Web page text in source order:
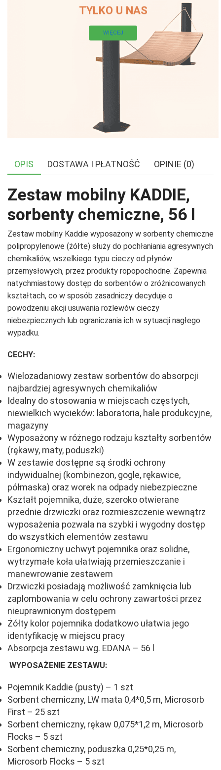
TYLKO U NAS
WIĘCEJ
OPIS DOSTAWA I PŁATNOŚĆ OPINIE (0)
Zestaw mobilny KADDIE,
sorbenty chemiczne, 56 l
Zestaw mobilny Kaddie wyposażony w sorbenty chemiczne
polipropylenowe (żółte) służy do pochłaniania agresywnych
chemikaliów, wszelkiego typu cieczy od płynów
przemysłowych, przez produkty ropopochodne. Zapewnia
natychmiastowy dostęp do sorbentów o zróżnicowanych
kształtach, co w sposób zasadniczy decyduje o
powodzeniu akcji usuwania rozlewów cieczy
niebezpiecznych lub ograniczania ich w sytuacji nagłego
wypadku.
CECHY:
Wielozadaniowy zestaw sorbentów do absorpcji
najbardziej agresywnych chemikaliów
Idealny do stosowania w miejscach częstych,
niewielkich wycieków: laboratoria, hale produkcyjne,
magazyny
Wyposażony w różnego rodzaju kształty sorbentów
(rękawy, maty, poduszki)
W zestawie dostępne są środki ochrony
indywidualnej (kombinezon, gogle, rękawice,
półmaska) oraz worek na odpady niebezpieczne
Kształt pojemnika, duże, szeroko otwierane
przednie drzwiczki oraz rozmieszczenie wewnątrz
wyposażenia pozwala na szybki i wygodny dostęp
do wszystkich elementów zestawu
Ergonomiczny uchwyt pojemnika oraz solidne,
wytrzymałe koła ułatwiają przemieszczanie i
manewrowanie zestawem
Drzwiczki posiadają możliwość zamknięcia lub
zaplombowania w celu ochrony zawartości przez
nieuprawnionym dostępem
Żółty kolor pojemnika dodatkowo ułatwia jego
identyfikację w miejscu pracy
Absorpcja zestawu wg. EDANA – 56 l
WYPOSAŻENIE ZESTAWU:
Pojemnik Kaddie (pusty) – 1 szt
Sorbent chemiczny, LW mata 0,4*0,5 m, Microsorb
First – 25 szt
Sorbent chemiczny, rękaw 0,075*1,2 m, Microsorb
Flocks – 5 szt
Sorbent chemiczny, poduszka 0,25*0,25 m,
Microsorb Flocks – 5 szt